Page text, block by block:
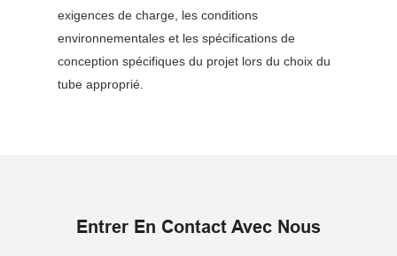
exigences de charge, les conditions
environnementales et les spécifications de
conception spécifiques du projet lors du choix du
tube approprié.
Entrer En Contact Avec Nous